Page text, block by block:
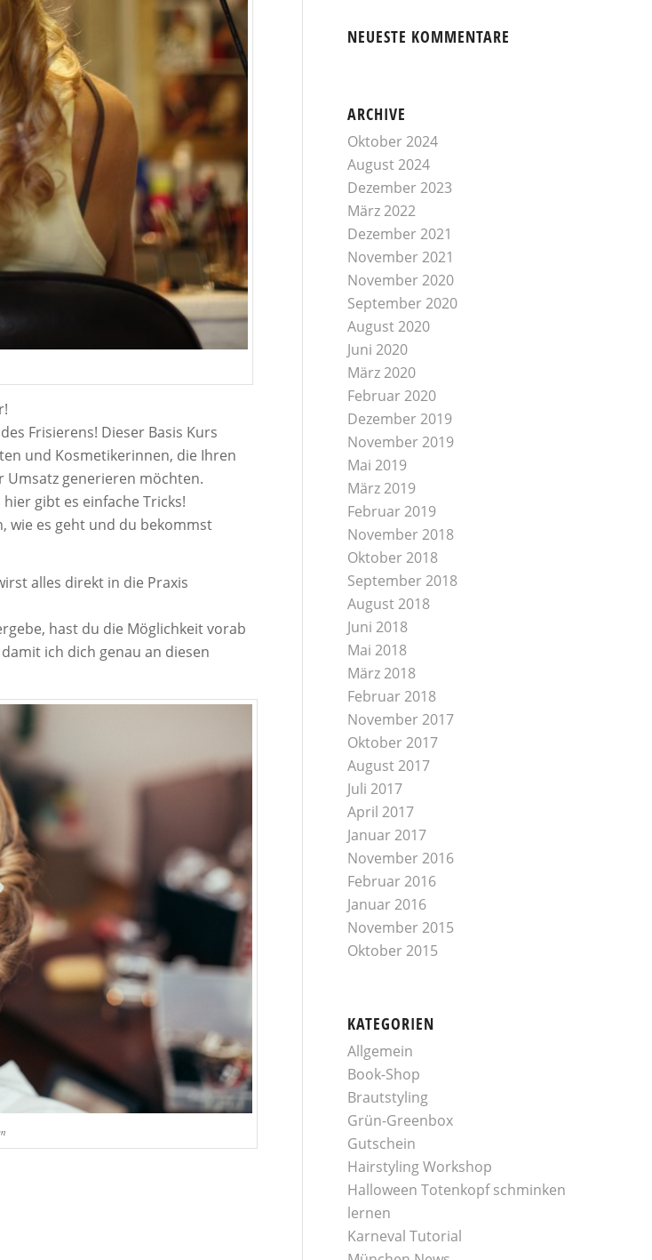
Frisierens! Dieser Basis Kurs
und Kosmetikerinnen, die Ihren
generieren möchten.
gibt es einfache Tricks!
wie es geht und du bekommst
alles direkt in die Praxis
hast du die Möglichkeit vorab
ich dich genau an diesen
NEUESTE KOMMENTARE
ARCHIVE
Oktober 2024
August 2024
Dezember 2023
März 2022
Dezember 2021
November 2021
November 2020
September 2020
August 2020
Juni 2020
März 2020
Februar 2020
Dezember 2019
November 2019
Mai 2019
März 2019
Februar 2019
November 2018
Oktober 2018
September 2018
August 2018
Juni 2018
Mai 2018
März 2018
Februar 2018
November 2017
Oktober 2017
August 2017
Juli 2017
April 2017
Januar 2017
November 2016
Februar 2016
Januar 2016
November 2015
Oktober 2015
KATEGORIEN
Allgemein
Book-Shop
Brautstyling
Grün-Greenbox
Gutschein
Hairstyling Workshop
Halloween Totenkopf schminken
lernen
Karneval Tutorial